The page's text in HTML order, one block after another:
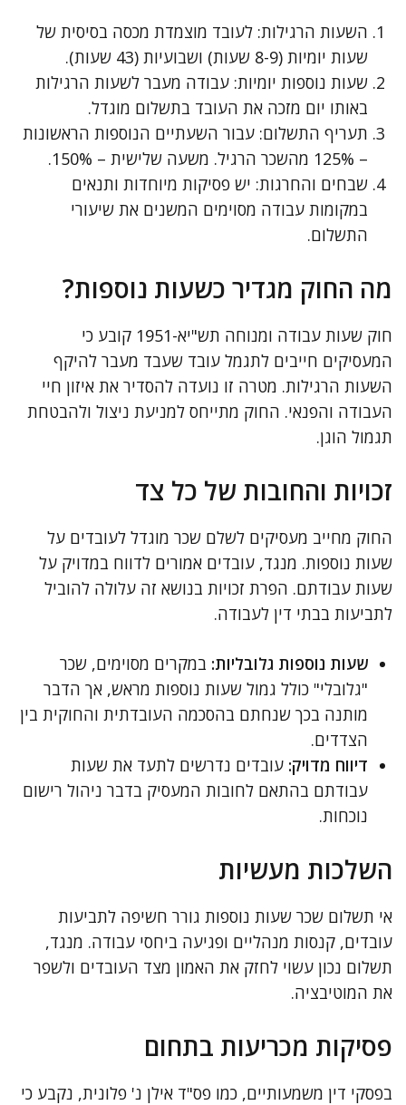
השעות הרגילות: לעובד מוצמדת מכסה בסיסית של
שעות יומיות (8-9 שעות) ושבועיות (43 שעות).
שעות נוספות יומיות: עבודה מעבר לשעות הרגילות
באותו יום מזכה את העובד בתשלום מוגדל.
תעריף התשלום: עבור השעתיים הנוספות הראשונות
– 125% מהשכר הרגיל. משעה שלישית – 150%.
שבחים והחרגות: יש פסיקות מיוחדות ותנאים
במקומות עבודה מסוימים המשנים את שיעורי
התשלום.
מה החוק מגדיר כשעות נוספות?
חוק שעות עבודה ומנוחה תש"יא-1951 קובע כי
המעסיקים חייבים לתגמל עובד שעבד מעבר להיקף
השעות הרגילות. מטרה זו נועדה להסדיר את איזון חיי
העבודה והפנאי. החוק מתייחס למניעת ניצול ולהבטחת
תגמול הוגן.
זכויות והחובות של כל צד
החוק מחייב מעסיקים לשלם שכר מוגדל לעובדים על
שעות נוספות. מנגד, עובדים אמורים לדווח במדויק על
שעות עבודתם. הפרת זכויות בנושא זה עלולה להוביל
לתביעות בבתי דין לעבודה.
שעות נוספות גלובליות: במקרים מסוימים, שכר
"גלובלי" כולל גמול שעות נוספות מראש, אך הדבר
מותנה בכך שנחתם בהסכמה העובדתית והחוקית בין
הצדדים.
דיווח מדויק: עובדים נדרשים לתעד את שעות
עבודתם בהתאם לחובות המעסיק בדבר ניהול רישום
נוכחות.
השלכות מעשיות
אי תשלום שכר שעות נוספות גורר חשיפה לתביעות
עובדים, קנסות מנהליים ופגיעה ביחסי עבודה. מנגד,
תשלום נכון עשוי לחזק את האמון מצד העובדים ולשפר
את המוטיבציה.
פסיקות מכריעות בתחום
בפסקי דין משמעותיים, כמו פס"ד אילן נ' פלונית, נקבע כי